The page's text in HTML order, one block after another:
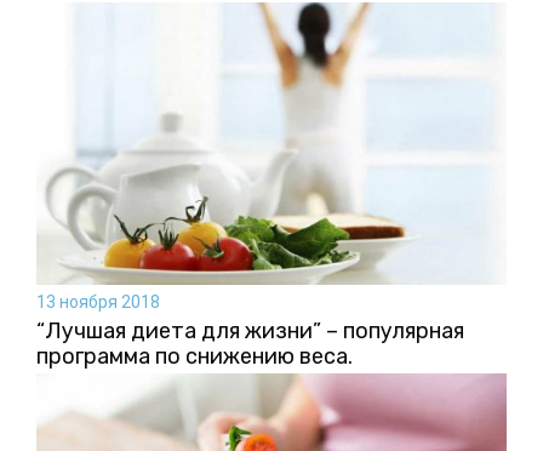
13 ноября 2018
“Лучшая диета для жизни” – популярная
программа по снижению веса.